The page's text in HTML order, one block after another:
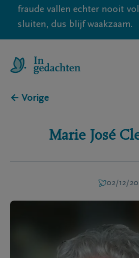
fraude vallen echter nooit
sluiten, dus blijf waakzaam.
← Vorige
Marie José
02/12/